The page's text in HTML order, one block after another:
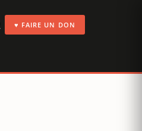
♥ FAIRE UN DON